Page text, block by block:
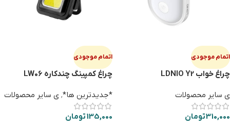
اتمام موجودی
چراغ خواب LDNIO Y2
ی سایر محصولات
310,000تومان
اتمام موجودی
چراغ کمپینگ چندکاره LW06
*جدیدترین ها*, ی سایر محصولات
135,000تومان